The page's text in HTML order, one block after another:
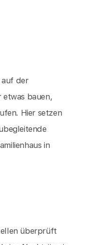
auf der
etwas bauen,
Hier setzen
in
überprüft